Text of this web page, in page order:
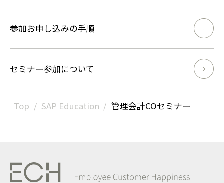
参加お申し込みの手順
セミナー参加について
Top SAP Education 管理会計COセミナー